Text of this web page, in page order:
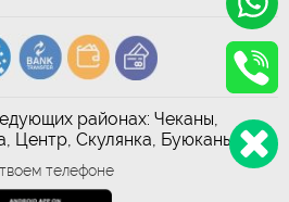
районах: Чеканы,
Центр, Скулянка, Буюканы
телефоне